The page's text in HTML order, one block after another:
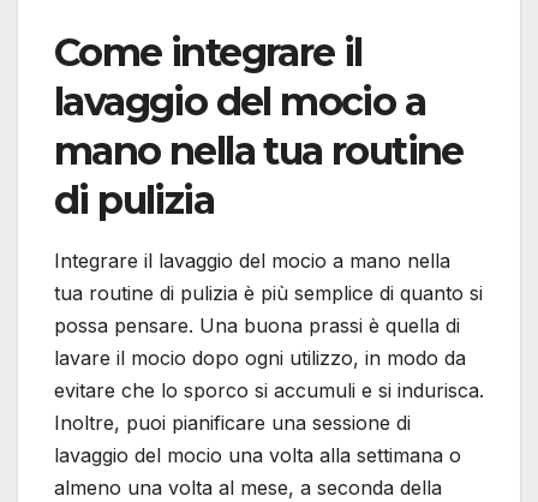
Come integrare il
lavaggio del mocio a
mano nella tua routine
di pulizia
Integrare il lavaggio del mocio a mano nella
tua routine di pulizia è più semplice di quanto si
possa pensare. Una buona prassi è quella di
lavare il mocio dopo ogni utilizzo, in modo da
evitare che lo sporco si accumuli e si indurisca.
Inoltre, puoi pianificare una sessione di
lavaggio del mocio una volta alla settimana o
almeno una volta al mese, a seconda della